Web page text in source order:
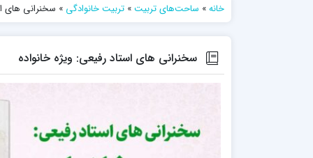
معاونت تهذیب استان آ.ش
حوزه علمیه حضرت ولی عصر عج بناب
مدرسه علمیه صاحب الزمان عج مرند
مدرسه
خانه» ساحت‌های تربیت» تربیت خانوادگی » سخنرانی های
سخنرانی های استاد رفیعی: ویژه خانواده